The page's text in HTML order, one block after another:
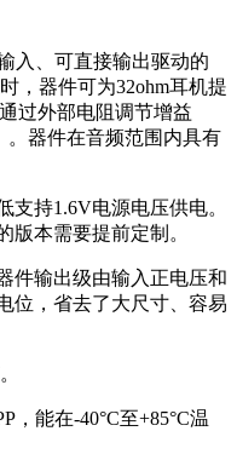
入、可直接输出驱动的
，器件可为32ohm耳机提
过外部电阻调节增益
。器件在音频范围内具有
持1.6V电源电压供电。
版本需要提前定制。
件输出级由输入正电压和
位，省去了大尺寸、容易
，能在-40°C至+85°C温